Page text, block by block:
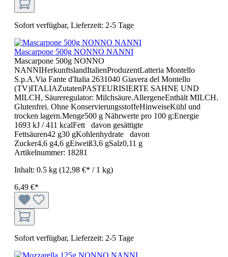
Sofort verfügbar, Lieferzeit: 2-5 Tage
Mascarpone 500g NONNO NANNI
Mascarpone 500g NONNO
NANNIHerkunftslandItalienProduzentLatteria Montello
S.p.A.Via Fante d'Italia 2631040 Giavera del Montello
(TV)ITALIAZutatenPASTEURISIERTE SAHNE UND
MILCH, Säureregulator: Milchsäure.AllergeneEnthält MILCH.
Glutenfrei. Ohne KonservierungsstoffeHinweiseKühl und
trocken lagern.Menge500 g Nährwerte pro 100 g:Energie
1693 kJ / 411 kcalFett davon gesättigte
Fettsäuren42 g30 gKohlenhydrate davon
Zucker4,6 g4,6 gEiweiß3,6 gSalz0,11 g
Artikelnummer: 18281
Inhalt: 0.5 kg (12,98 €* / 1 kg)
6,49 €*
Sofort verfügbar, Lieferzeit: 2-5 Tage